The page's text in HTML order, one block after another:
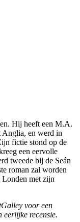
Hij heeft een M.A.
en werd in
fictie stond op de
een eervolle
tweede bij de Seán
roman zal worden
met zijn
voor een
recensie.